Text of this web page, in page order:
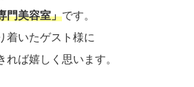
門美容室」です。
着いたゲスト様に
ば嬉しく思います。